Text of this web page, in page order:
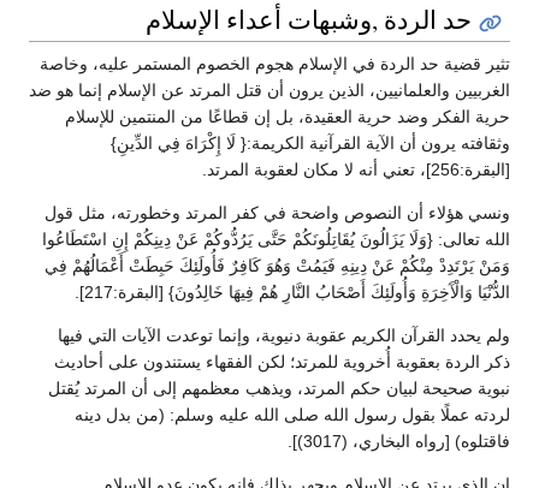
حد الردة ,وشبهات أعداء الإسلام
تثير قضية حد الردة في الإسلام هجوم الخصوم المستمر عليه، وخاصة
الغربيين والعلمانيين، الذين يرون أن قتل المرتد عن الإسلام إنما هو ضد
حرية الفكر وضد حرية العقيدة، بل إن قطاعًا من المنتمين للإسلام
وثقافته يرون أن الآية القرآنية الكريمة:{ لَا إِكْرَاهَ فِي الدِّينِ}
[البقرة:256]، تعني أنه لا مكان لعقوبة المرتد.
ونسي هؤلاء أن النصوص واضحة في كفر المرتد وخطورته، مثل قول
الله تعالى: {وَلَا يَزَالُونَ يُقَاتِلُونَكُمْ حَتَّى يَرُدُّوكُمْ عَنْ دِينِكُمْ إِنِ اسْتَطَاعُوا
وَمَنْ يَرْتَدِدْ مِنْكُمْ عَنْ دِينِهِ فَيَمُتْ وَهُوَ كَافِرٌ فَأُولَئِكَ حَبِطَتْ أَعْمَالُهُمْ فِي
الدُّنْيَا وَالْآَخِرَةِ وَأُولَئِكَ أَصْحَابُ النَّارِ هُمْ فِيهَا خَالِدُونَ} [البقرة:217].
ولم يحدد القرآن الكريم عقوبة دنيوية، وإنما توعدت الآيات التي فيها
ذكر الردة بعقوبة أُخروية للمرتد؛ لكن الفقهاء يستندون على أحاديث
نبوية صحيحة لبيان حكم المرتد، ويذهب معظمهم إلى أن المرتد يُقتل
لردته عملًا بقول رسول الله صلى الله عليه وسلم: (من بدل دينه
فاقتلوه) [رواه البخاري، (3017)].